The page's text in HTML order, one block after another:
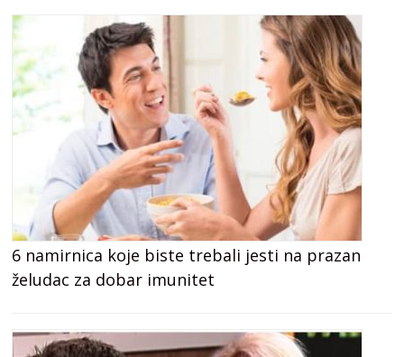
6 namirnica koje biste trebali jesti na prazan
želudac za dobar imunitet